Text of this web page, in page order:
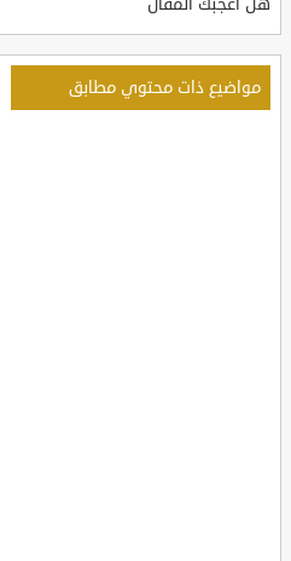
مواضيع ذات محتوي مطابق